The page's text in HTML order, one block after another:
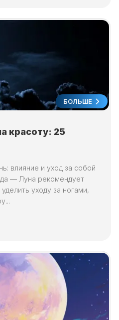
БОЛЬШЕ
красоту: 25
влияние и уход за собой
— Луна рекомендует
уходу за ногами,